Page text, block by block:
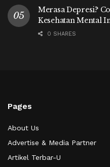
Merasa Depresi?
Kesehatan Mental
0 SHARES
Pages
About Us
Advertise & Media Partner
Artikel Terbar-U